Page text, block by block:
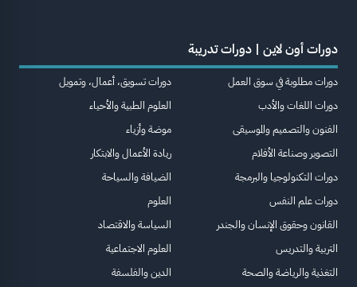
دورات أون لاين | دورات تدريبة
دورات مطلوبة في سوق العمل
دورات اللغات والأدب
الفنون والتصميم والموسيقى
التصوير وصناعة الأفلام
دورات التكنولوجيا والبرمجة
دورات علم النفس
القانون وحقوق الإنسان والجندر
التربية والتدريس
التغذية والرياضة والصحة
دورات تسويق، أعمال، وتمويل
العلوم الطبية والأحياء
موضة وأزياء
ريادة الأعمال والابتكار
الضيافة والسياحة
العلوم
السياسة والاقتصاد
العلوم الاجتماعية
الدين والفلسفة